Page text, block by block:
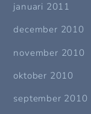
januari 2011
december 2010
november 2010
oktober 2010
september 2010